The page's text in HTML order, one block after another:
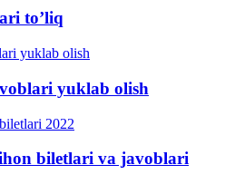
to’liq
yuklab olish
biletlari va javoblari